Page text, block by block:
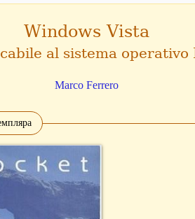
Windows Vista
al sistema operativo
Marco Ferrero